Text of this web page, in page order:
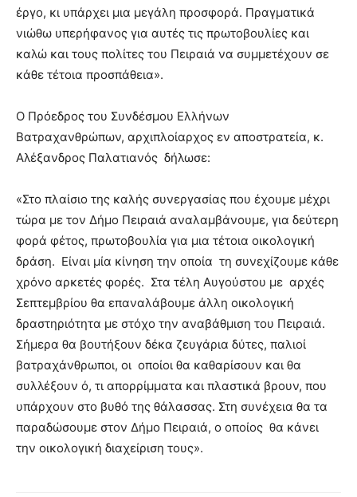
έργο, κι υπάρχει μια μεγάλη προσφορά. Πραγματικά
νιώθω υπερήφανος για αυτές τις πρωτοβουλίες και
καλώ και τους πολίτες του Πειραιά να συμμετέχουν σε
κάθε τέτοια προσπάθεια».
Ο Πρόεδρος του Συνδέσμου Ελλήνων
Βατραχανθρώπων, αρχιπλοίαρχος εν αποστρατεία, κ.
Αλέξανδρος Παλατιανός δήλωσε:
«Στο πλαίσιο της καλής συνεργασίας που έχουμε μέχρι
τώρα με τον Δήμο Πειραιά αναλαμβάνουμε, για δεύτερη
φορά φέτος, πρωτοβουλία για μια τέτοια οικολογική
δράση. Είναι μία κίνηση την οποία τη συνεχίζουμε κάθε
χρόνο αρκετές φορές. Στα τέλη Αυγούστου με αρχές
Σεπτεμβρίου θα επαναλάβουμε άλλη οικολογική
δραστηριότητα με στόχο την αναβάθμιση του Πειραιά.
Σήμερα θα βουτήξουν δέκα ζευγάρια δύτες, παλιοί
βατραχάνθρωποι, οι οποίοι θα καθαρίσουν και θα
συλλέξουν ό, τι απορρίμματα και πλαστικά βρουν, που
υπάρχουν στο βυθό της θάλασσας. Στη συνέχεια θα τα
παραδώσουμε στον Δήμο Πειραιά, ο οποίος θα κάνει
την οικολογική διαχείριση τους».